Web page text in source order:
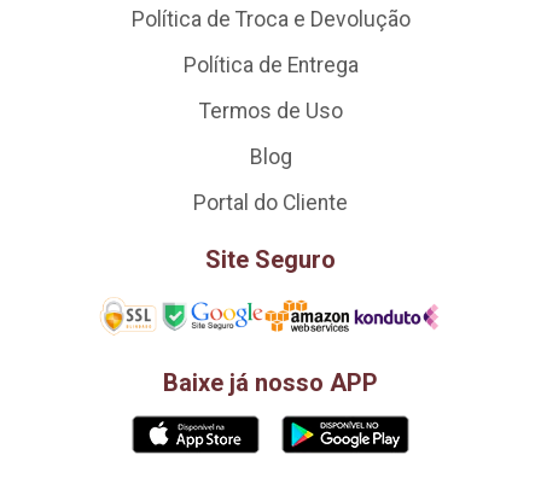
Política de Troca e Devolução
Política de Entrega
Termos de Uso
Blog
Portal do Cliente
Site Seguro
Baixe já nosso APP